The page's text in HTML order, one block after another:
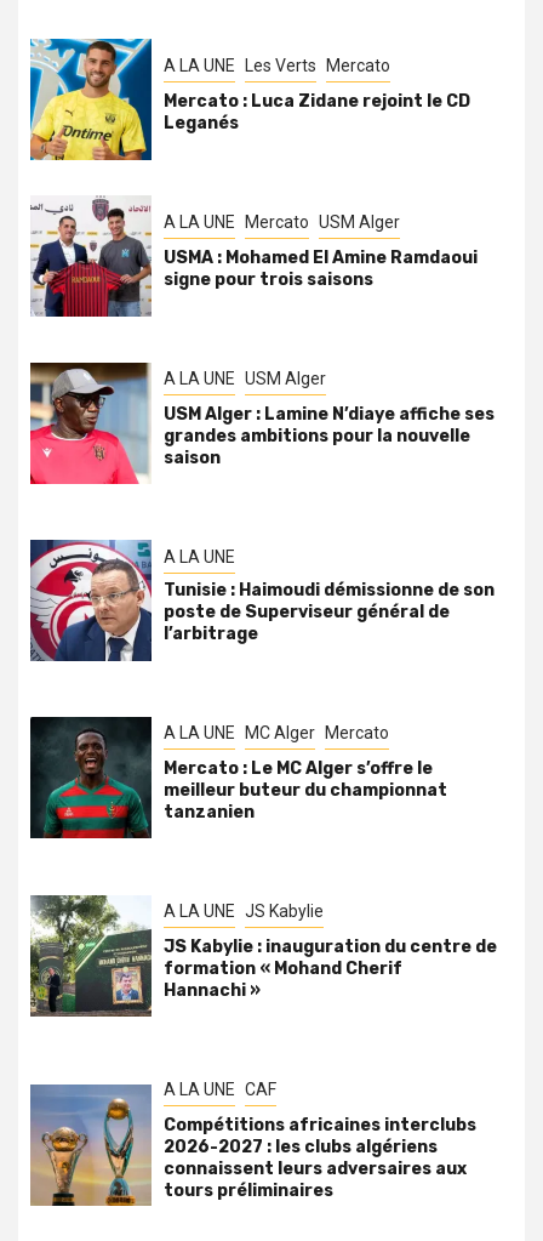
A LA UNE Les Verts Mercato
Mercato : Luca Zidane rejoint le CD
Leganés
A LA UNE Mercato USM Alger
USMA : Mohamed El Amine Ramdaoui
signe pour trois saisons
A LA UNE USM Alger
USM Alger : Lamine N’diaye affiche ses
grandes ambitions pour la nouvelle
saison
A LA UNE
Tunisie : Haimoudi démissionne de son
poste de Superviseur général de
l’arbitrage
A LA UNE MC Alger Mercato
Mercato : Le MC Alger s’offre le
meilleur buteur du championnat
tanzanien
A LA UNE JS Kabylie
JS Kabylie : inauguration du centre de
formation « Mohand Cherif
Hannachi »
A LA UNE CAF
Compétitions africaines interclubs
2026-2027 : les clubs algériens
connaissent leurs adversaires aux
tours préliminaires